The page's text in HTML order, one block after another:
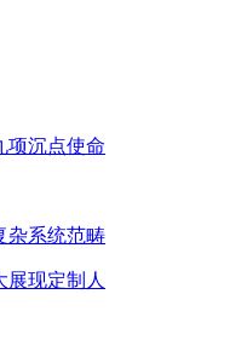
项沉点使命
杂系统范畴
展现定制人